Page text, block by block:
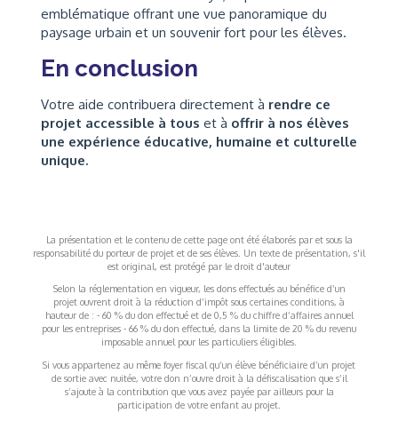
emblématique offrant une vue panoramique du
paysage urbain et un souvenir fort pour les élèves.
En conclusion
Votre aide contribuera directement à rendre ce
projet accessible à tous et à offrir à nos élèves
une expérience éducative, humaine et culturelle
unique.
La présentation et le contenu de cette page ont été élaborés par et sous la
responsabilité du porteur de projet et de ses élèves. Un texte de présentation, s'il
est original, est protégé par le droit d'auteur
Selon la réglementation en vigueur, les dons effectués au bénéfice d’un
projet ouvrent droit à la réduction d’impôt sous certaines conditions, à
hauteur de : - 60 % du don effectué et de 0,5 % du chiffre d’affaires annuel
pour les entreprises - 66 % du don effectué, dans la limite de 20 % du revenu
imposable annuel pour les particuliers éligibles.
Si vous appartenez au même foyer fiscal qu’un élève bénéficiaire d’un projet
de sortie avec nuitée, votre don n’ouvre droit à la défiscalisation que s’il
s’ajoute à la contribution que vous avez payée par ailleurs pour la
participation de votre enfant au projet.